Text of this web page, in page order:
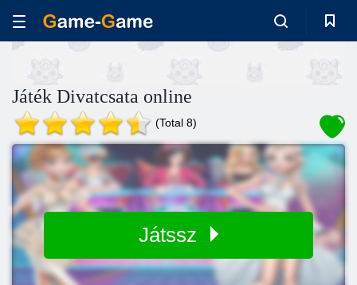
Játék Divatcsata online
(Total 8)
Játssz